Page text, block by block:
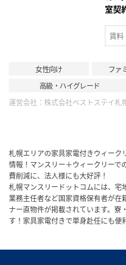
室契
賃料
女性向け ファ
高級・ハイグレード
運営会社： 株式会社ベストステイ札
札幌エリアの家具家電付きウィーク
情報！マンスリー＋ウィークリーで
費削減に、法人様にも大好評！
札幌マンスリードットコムには、
業務主任者など国家資格保有者が在
ナー直物件が掲載されています。寮
す！家具家電付きで単身赴任にも便